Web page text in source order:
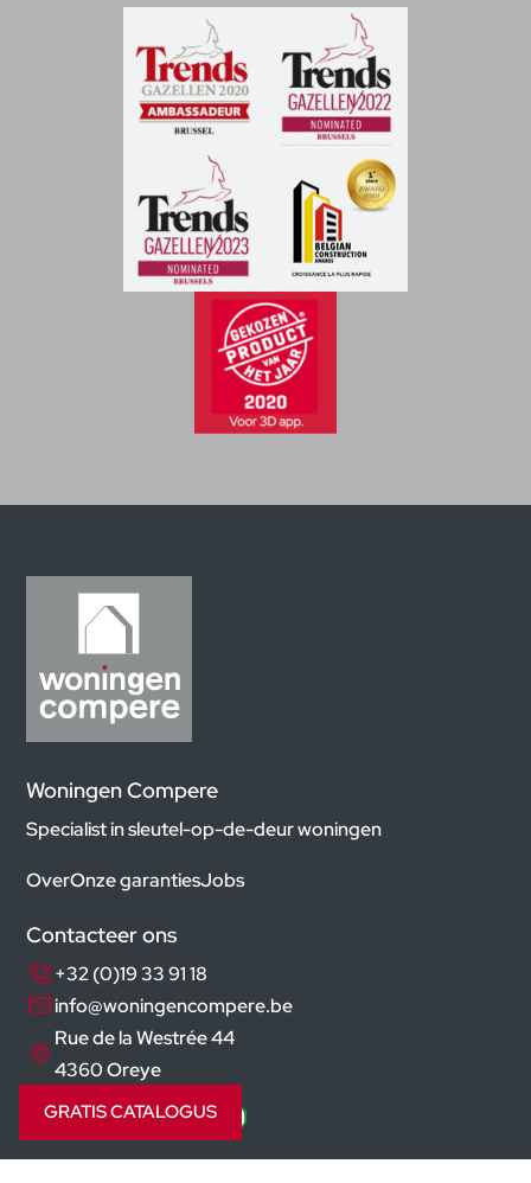
GRATIS CATALOGUS
Woningen Compere
Specialist in sleutel-op-de-deur woningen
OverOnze garantiesJobs
Contacteer ons
+32 (0)19 33 91 18
info@woningencompere.be
Rue de la Westrée 44
4360 Oreye